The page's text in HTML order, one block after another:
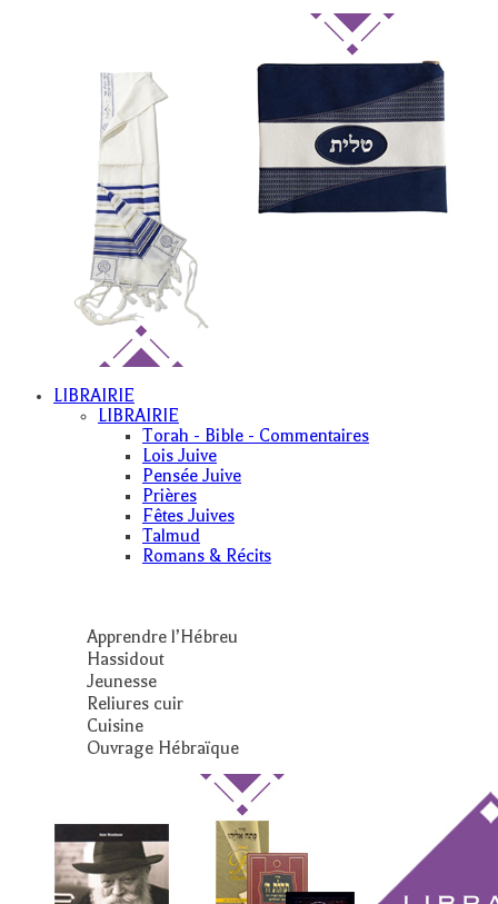
LIBRAIRIE
LIBRAIRIE
Torah - Bible - Commentaires
Lois Juive
Pensée Juive
Prières
Fêtes Juives
Talmud
Romans & Récits
Apprendre l’Hébreu
Hassidout
Jeunesse
Reliures cuir
Cuisine
Ouvrage Hébraïque